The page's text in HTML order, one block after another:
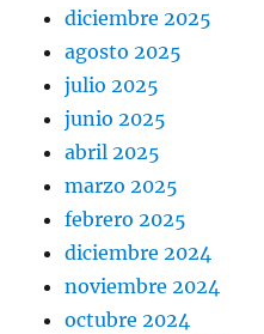
diciembre 2025
agosto 2025
julio 2025
junio 2025
abril 2025
marzo 2025
febrero 2025
diciembre 2024
noviembre 2024
octubre 2024